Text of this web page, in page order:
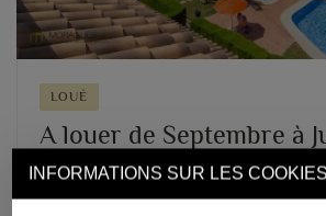
INFORMATIONS SUR LES COOKIES
LOUÉ
A louer de Septembre à
de ville à Jardines del
1.500 €/month